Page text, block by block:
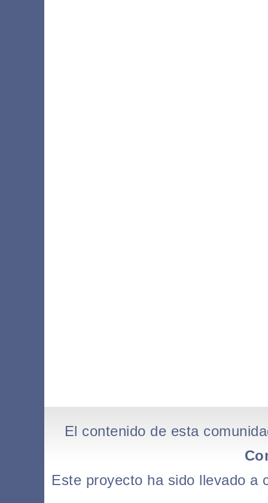
El contenido de esta
Este proyecto ha sido llevado